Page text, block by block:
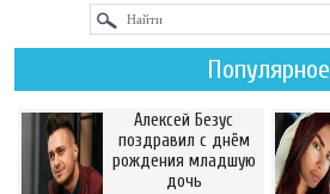
Популярное
Алексей Безус
поздравил с днём
рождения младшую
дочь